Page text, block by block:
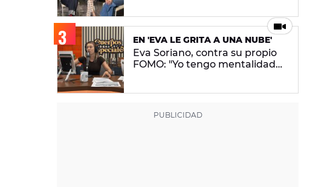
EN 'EVA LE GRITA A UNA NUBE'
Eva Soriano, contra su propio
FOMO: "Yo tengo mentalidad